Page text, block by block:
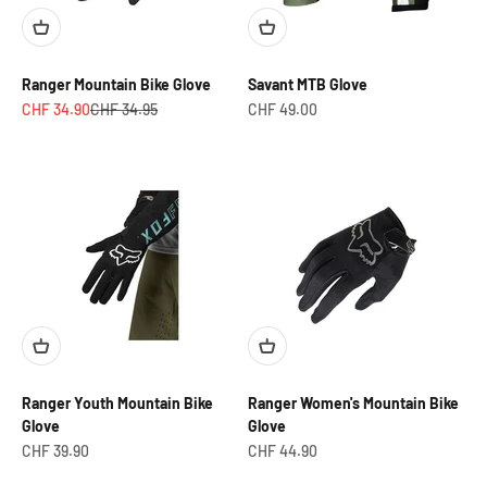
Ranger Mountain Bike Glove
Prix de vente
CHF 34.90Prix normal
CHF 34.95
Savant MTB Glove
Prix de vente
CHF 49.00
Ranger Youth Mountain Bike
Glove
Prix de vente
CHF 39.90
Ranger Women's Mountain Bike
Glove
Prix de vente
CHF 44.90